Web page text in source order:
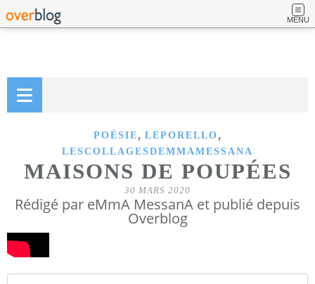
MENU
POÉSIE , LEPORELLO ,
LESCOLLAGESDEMMAMESSANA
MAISONS DE POUPÉES
30 MARS 2020
Rédigé par eMmA MessanA et publié depuis
Overblog